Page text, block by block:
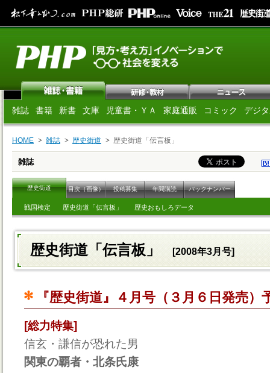
雑誌 書籍 新書 文庫 児童書・ＹＡ 家庭通販 コミック デジ
HOME 雑誌 歴史街道 歴史街道「伝言板」
雑誌
歴史街道 目次（画像） 投稿募集 年間購読 バックナンバー
戦国検定 歴史街道「伝言板」 歴史おもしろデータ
歴史街道「伝言板」 [2008年3月号]
『歴史街道』４月号（３月６日発売）
[総力特集]
信玄・謙信が恐れた男
関東の覇者・北条氏康